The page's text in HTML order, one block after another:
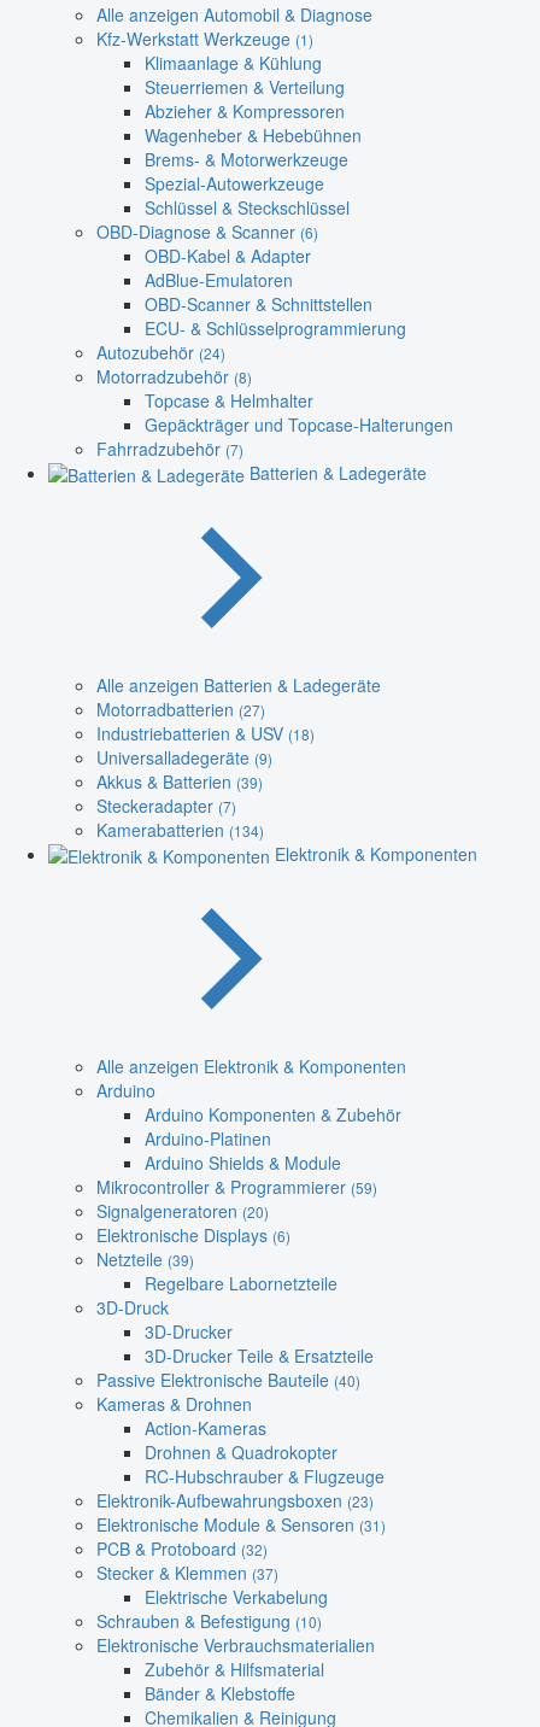
Alle anzeigen Automobil & Diagnose
Kfz-Werkstatt Werkzeuge (1)
Klimaanlage & Kühlung
Steuerriemen & Verteilung
Abzieher & Kompressoren
Wagenheber & Hebebühnen
Brems- & Motorwerkzeuge
Spezial-Autowerkzeuge
Schlüssel & Steckschlüssel
OBD-Diagnose & Scanner (6)
OBD-Kabel & Adapter
AdBlue-Emulatoren
OBD-Scanner & Schnittstellen
ECU- & Schlüsselprogrammierung
Autozubehör (24)
Motorradzubehör (8)
Topcase & Helmhalter
Gepäckträger und Topcase-Halterungen
Fahrradzubehör (7)
Batterien & Ladegeräte
Alle anzeigen Batterien & Ladegeräte
Motorradbatterien (27)
Industriebatterien & USV (18)
Universalladegeräte (9)
Akkus & Batterien (39)
Steckeradapter (7)
Kamerabatterien (134)
Elektronik & Komponenten
Alle anzeigen Elektronik & Komponenten
Arduino
Arduino Komponenten & Zubehör
Arduino-Platinen
Arduino Shields & Module
Mikrocontroller & Programmierer (59)
Signalgeneratoren (20)
Elektronische Displays (6)
Netzteile (39)
Regelbare Labornetzteile
3D-Druck
3D-Drucker
3D-Drucker Teile & Ersatzteile
Passive Elektronische Bauteile (40)
Kameras & Drohnen
Action-Kameras
Drohnen & Quadrokopter
RC-Hubschrauber & Flugzeuge
Elektronik-Aufbewahrungsboxen (23)
Elektronische Module & Sensoren (31)
PCB & Protoboard (32)
Stecker & Klemmen (37)
Elektrische Verkabelung
Schrauben & Befestigung (10)
Elektronische Verbrauchsmaterialien
Zubehör & Hilfsmaterial
Bänder & Klebstoffe
Chemikalien & Reinigung